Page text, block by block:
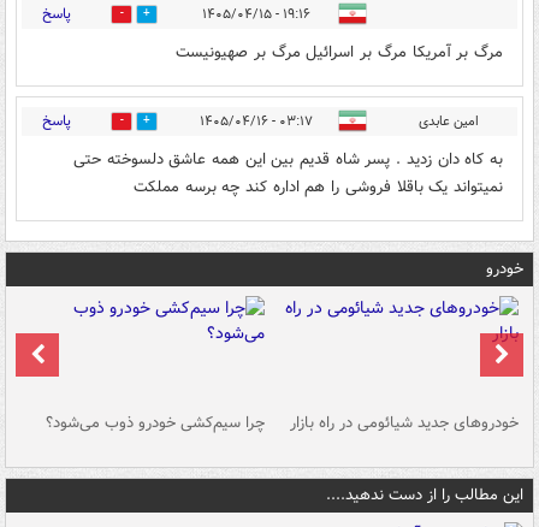
۱۹:۱۶ - ۱۴۰۵/۰۴/۱۵ 2 پاسخ
مرگ بر آمریکا مرگ‌ بر اسرائیل مرگ بر صهیونیست
امین عابدی ۰۳:۱۷ - ۱۴۰۵/۰۴/۱۶ 0 پاسخ
به کاه دان زدید . پسر شاه قدیم بین این همه عاشق دلسوخته حتی
نمیتواند یک باقلا فروشی را هم اداره کند چه برسه مملکت
خودرو
خودروهای جدید شیائومی در راه بازار چرا سیم‌کشی خودرو ذوب می‌شود؟
این مطالب را از دست ندهید....